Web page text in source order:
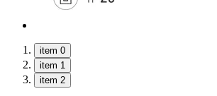
item 0
item 1
item 2